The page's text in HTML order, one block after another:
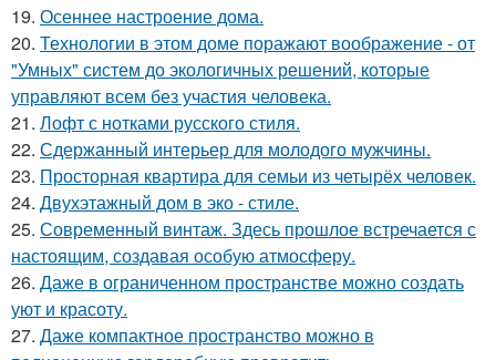
19. Осеннее настроение дома.
20. Технологии в этом доме поражают воображение - от
"Умных" систем до экологичных решений, которые
управляют всем без участия человека.
21. Лофт с нотками русского стиля.
22. Сдержанный интерьер для молодого мужчины.
23. Просторная квартира для семьи из четырёх человек.
24. Двухэтажный дом в эко - стиле.
25. Современный винтаж. Здесь прошлое встречается с
настоящим, создавая особую атмосферу.
26. Даже в ограниченном пространстве можно создать
уют и красоту.
27. Даже компактное пространство можно в